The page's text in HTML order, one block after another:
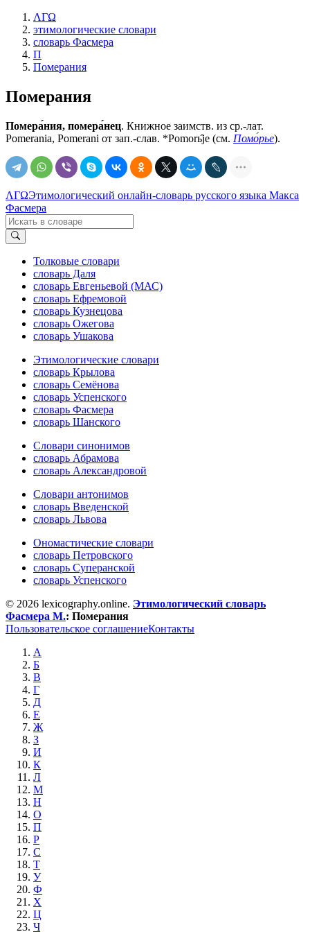
ΛΓΩ
этимологические словари
словарь Фасмера
П
Померания
Померания
Помера́ния, помера́нец. Книжное заимств. из ср.-лат.
Роmеrаniа, Роmеrаni от зап.-слав. *Роmоrь̂jе (см. Помо́рье).
ΛΓΩЭтимологический онлайн-словарь русского языка Макса
Фасмера
Толковые словари
словарь Даля
словарь Евгеньевой (МАС)
словарь Ефремовой
словарь Кузнецова
словарь Ожегова
словарь Ушакова
Этимологические словари
словарь Крылова
словарь Семёнова
словарь Успенского
словарь Фасмера
словарь Шанского
Словари синонимов
словарь Абрамова
словарь Александровой
Словари антонимов
словарь Введенской
словарь Львова
Ономастические словари
словарь Петровского
словарь Суперанской
словарь Успенского
© 2026 lexicography.online. Этимологический словарь
Фасмера М.: Померания
Пользовательское соглашениеКонтакты
А
Б
В
Г
Д
Е
Ж
З
И
К
Л
М
Н
О
П
Р
С
Т
У
Ф
Х
Ц
Ч